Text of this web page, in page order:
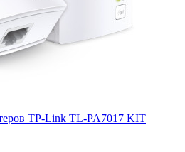
TP-Link TL-PA7017 KIT